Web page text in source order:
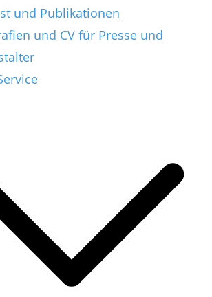
und Publikationen
und CV für Presse und